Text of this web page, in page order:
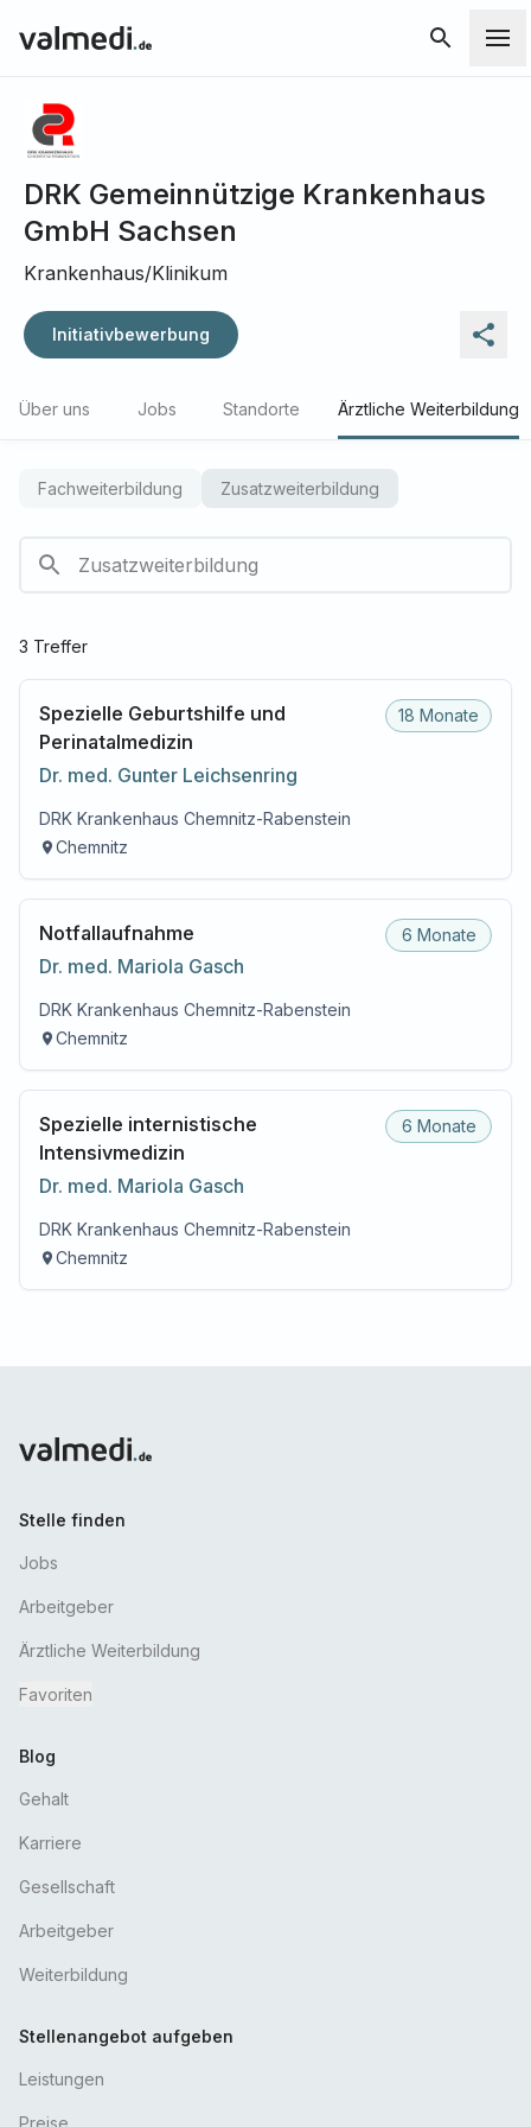
DRK Gemeinnützige Krankenhaus
GmbH Sachsen
Krankenhaus/Klinikum
Initiativbewerbung
Über uns Jobs Standorte Ärztliche Weiterbildung
Fachweiterbildung Zusatzweiterbildung
3 Treffer
Spezielle Geburtshilfe und
Perinatalmedizin
Dr. med. Gunter Leichsenring
18 Monate
DRK Krankenhaus Chemnitz-Rabenstein
Chemnitz
Notfallaufnahme
Dr. med. Mariola Gasch
6 Monate
DRK Krankenhaus Chemnitz-Rabenstein
Chemnitz
Spezielle internistische
Intensivmedizin
Dr. med. Mariola Gasch
6 Monate
DRK Krankenhaus Chemnitz-Rabenstein
Chemnitz
Stelle finden
Jobs
Arbeitgeber
Ärztliche Weiterbildung
Favoriten
Blog
Gehalt
Karriere
Gesellschaft
Arbeitgeber
Weiterbildung
Stellenangebot aufgeben
Leistungen
Preise